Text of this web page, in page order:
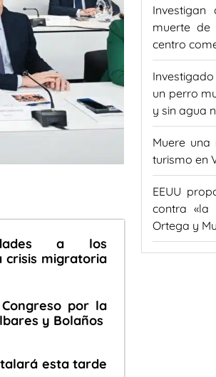
a los
crisis migratoria
por la
y Bolaños
esta tarde
muerte
centro
un perro
y sin agua
Muere
turismo en
EEUU
contra «la
Ortega y